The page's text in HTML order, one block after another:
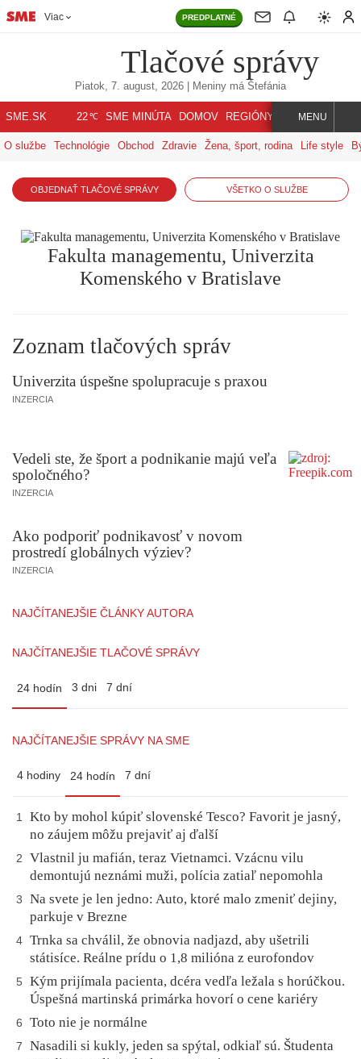
Viac PREDPLATNÉ
Tlačové správy
Piatok, 7. august, 2026 | Meniny má Štefánia
SME.SK 22℃ SME MINÚTA DOMOV REGIÓNY INDEX SVET
MENU
O službe Technológie Obchod Zdravie Žena, šport, rodina Life style
OBJEDNAŤ TLAČOVÉ SPRÁVY VŠETKO O SLUŽBE
Fakulta managementu, Univerzita
Komenského v Bratislave
Zoznam tlačových správ
Univerzita úspešne spolupracuje s praxou
INZERCIA
Vedeli ste, že šport a podnikanie majú veľa
spoločného?
INZERCIA
Ako podporiť podnikavosť v novom
prostredí globálnych výziev?
INZERCIA
NAJČÍTANEJŠIE ČLÁNKY AUTORA
NAJČÍTANEJŠIE TLAČOVÉ SPRÁVY
24 hodín 3 dni 7 dní
NAJČÍTANEJŠIE SPRÁVY NA SME
4 hodiny 24 hodín 7 dní
1
Kto by mohol kúpiť slovenské Tesco? Favorit je jasný,
no záujem môžu prejaviť aj ďalší
2
Vlastnil ju mafián, teraz Vietnamci. Vzácnu vilu
demontujú neznámi muži, polícia zatiaľ nepomohla
3
Na svete je len jedno: Auto, ktoré malo zmeniť dejiny,
parkuje v Brezne
4 Trnka sa chválil, že obnovia nadjazd, aby ušetrili
státisíce. Reálne prídu o 1,8 milióna z eurofondov
5
Kým prijímala pacienta, dcéra vedľa ležala s horúčkou.
Úspešná martinská primárka hovorí o cene kariéry
6 Toto nie je normálne
7
Nasadili si kukly, jeden sa spýtal, odkiaľ sú. Študenta